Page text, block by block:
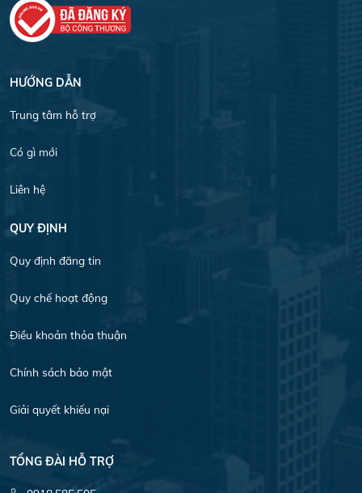
HƯỚNG DẪN
Trung tâm hỗ trợ
Có gì mới
Liên hệ
QUY ĐỊNH
Quy định đăng tin
Quy chế hoạt động
Điều khoản thỏa thuận
Chính sách bảo mật
Giải quyết khiếu nại
TỔNG ĐÀI HỖ TRỢ